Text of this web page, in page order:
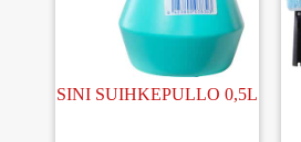
SINI SUIHKEPULLO 0,5L